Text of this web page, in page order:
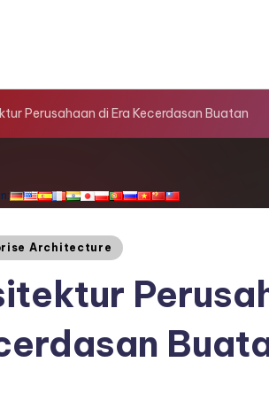
Perusahaan di Era Kecerdasan Buatan
Architecture